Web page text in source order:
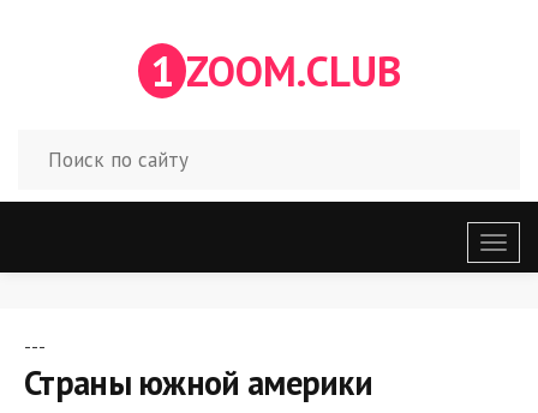
1 ZOOM.CLUB
меню
---
Страны южной америки